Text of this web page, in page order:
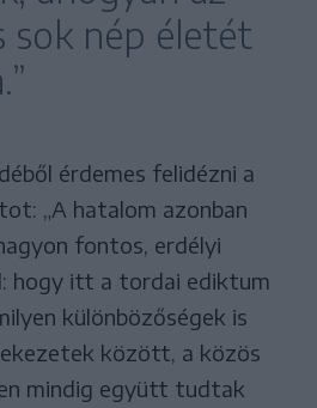
sok nép életét
érdemes felidézni a
„A hatalom azonban
fontos, erdélyi
hogy itt a tordai ediktum
különbözőségek is
között, a közös
mindig együtt tudtak